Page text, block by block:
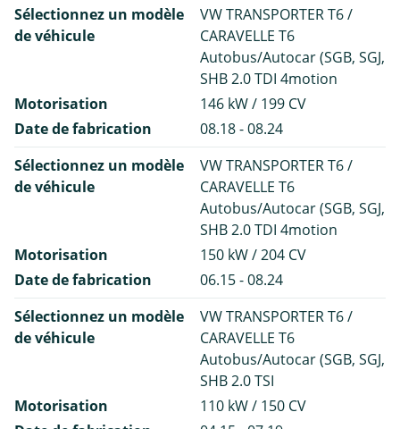
Sélectionnez un modèle
de véhicule
VW TRANSPORTER T6 /
CARAVELLE T6
Autobus/Autocar (SGB, SGJ,
SHB 2.0 TDI 4motion
Motorisation
146 kW / 199 CV
Date de fabrication
08.18 - 08.24
Sélectionnez un modèle
de véhicule
VW TRANSPORTER T6 /
CARAVELLE T6
Autobus/Autocar (SGB, SGJ,
SHB 2.0 TDI 4motion
Motorisation
150 kW / 204 CV
Date de fabrication
06.15 - 08.24
Sélectionnez un modèle
de véhicule
VW TRANSPORTER T6 /
CARAVELLE T6
Autobus/Autocar (SGB, SGJ,
SHB 2.0 TSI
Motorisation
110 kW / 150 CV